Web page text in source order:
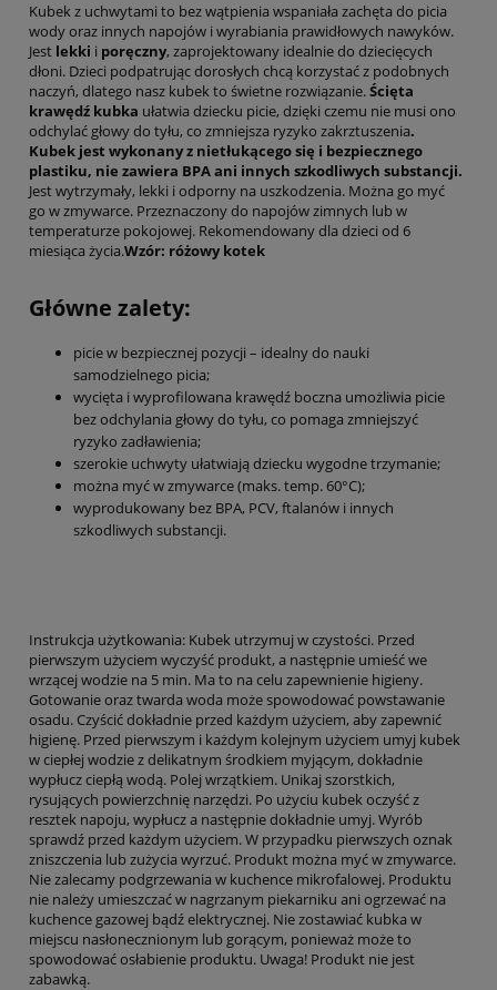
Kubek z uchwytami to bez wątpienia wspaniała zachęta do picia
wody oraz innych napojów i wyrabiania prawidłowych nawyków.
Jest lekki i poręczny, zaprojektowany idealnie do dziecięcych
dłoni. Dzieci podpatrując dorosłych chcą korzystać z podobnych
naczyń, dlatego nasz kubek to świetne rozwiązanie.Ścięta
krawędź kubka ułatwia dziecku picie, dzięki czemu nie musi ono
odchylać głowy do tyłu, co zmniejsza ryzyko zakrztuszenia.
Kubek jest wykonany z nietłukącego się i bezpiecznego
plastiku, nie zawiera BPA ani innych szkodliwych substancji.
Jest wytrzymały, lekki i odporny na uszkodzenia. Można go myć
go w zmywarce. Przeznaczony do napojów zimnych lub w
temperaturze pokojowej. Rekomendowany dla dzieci od 6
miesiąca życia.Wzór: różowy kotek
Główne zalety:
picie w bezpiecznej pozycji – idealny do nauki
samodzielnego picia;
wycięta i wyprofilowana krawędź boczna umożliwia picie
bez odchylania głowy do tyłu, co pomaga zmniejszyć
ryzyko zadławienia;
szerokie uchwyty ułatwiają dziecku wygodne trzymanie;
można myć w zmywarce (maks. temp. 60°C);
wyprodukowany bez BPA, PCV, ftalanów i innych
szkodliwych substancji.
Instrukcja użytkowania: Kubek utrzymuj w czystości. Przed
pierwszym użyciem wyczyść produkt, a następnie umieść we
wrzącej wodzie na 5 min. Ma to na celu zapewnienie higieny.
Gotowanie oraz twarda woda może spowodować powstawanie
osadu. Czyścić dokładnie przed każdym użyciem, aby zapewnić
higienę. Przed pierwszym i każdym kolejnym użyciem umyj kubek
w ciepłej wodzie z delikatnym środkiem myjącym, dokładnie
wypłucz ciepłą wodą. Polej wrzątkiem. Unikaj szorstkich,
rysujących powierzchnię narzędzi. Po użyciu kubek oczyść z
resztek napoju, wypłucz a następnie dokładnie umyj. Wyrób
sprawdź przed każdym użyciem. W przypadku pierwszych oznak
zniszczenia lub zużycia wyrzuć. Produkt można myć w zmywarce.
Nie zalecamy podgrzewania w kuchence mikrofalowej. Produktu
nie należy umieszczać w nagrzanym piekarniku ani ogrzewać na
kuchence gazowej bądź elektrycznej. Nie zostawiać kubka w
miejscu nasłonecznionym lub gorącym, ponieważ może to
spowodować osłabienie produktu. Uwaga! Produkt nie jest
zabawką.